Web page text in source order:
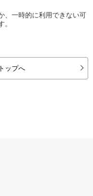
、一時的に利用できない可
。
ップへ